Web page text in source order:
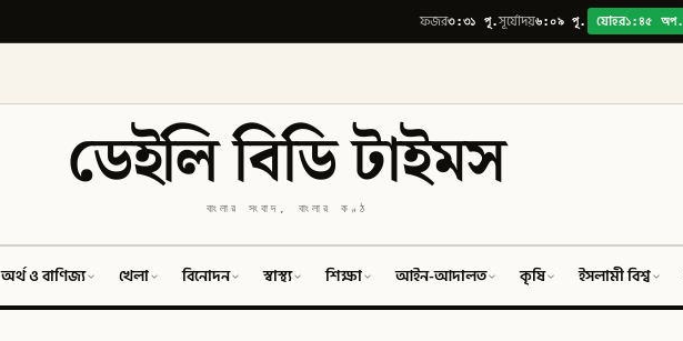
ফজর৩:৩১ পূ.সূর্যোদয়৬:০৯ পূ. যোহর১:৪৫ অপ.
ডেইলি বিডি টাইমস
বাংলার সংবাদ, বাংলার কণ্ঠ
অর্থ ও বাণিজ্য খেলা বিনোদন স্বাস্থ্য শিক্ষা আইন-আদালত কৃষি ইসলামী বিশ্ব